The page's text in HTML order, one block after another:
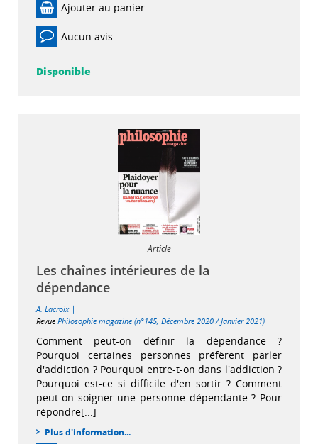
Ajouter au panier
Aucun avis
Disponible
Article
Les chaînes intérieures de la
dépendance
A. Lacroix |
Revue Philosophie magazine (n°145, Décembre 2020 / Janvier 2021)
Comment peut-on définir la dépendance ?
Pourquoi certaines personnes préfèrent parler
d'addiction ? Pourquoi entre-t-on dans l'addiction ?
Pourquoi est-ce si difficile d'en sortir ? Comment
peut-on soigner une personne dépendante ? Pour
répondre[...]
Plus d'information...